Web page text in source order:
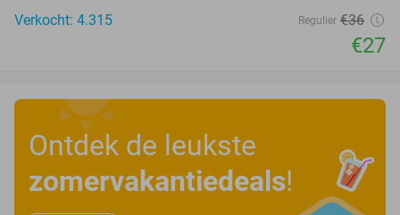
Verkocht: 4.315
Regulier €36
€27
Ontdek de leukste
zomervakantiedeals!